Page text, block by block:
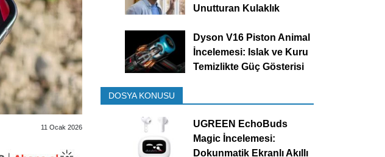
11 Ocak 2026
Unutturan Kulaklık
Dyson V16 Piston Animal
İncelemesi: Islak ve Kuru
Temizlikte Güç Gösterisi
DOSYA KONUSU
UGREEN EchoBuds
Magic İncelemesi:
Dokunmatik Ekranlı Akıllı